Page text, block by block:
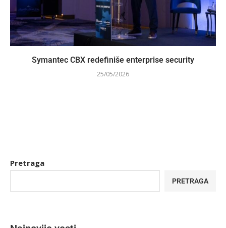
Symantec CBX redefiniše enterprise security
25/05/2026
Pretraga
PRETRAGA